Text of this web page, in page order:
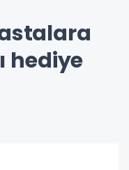
hediye